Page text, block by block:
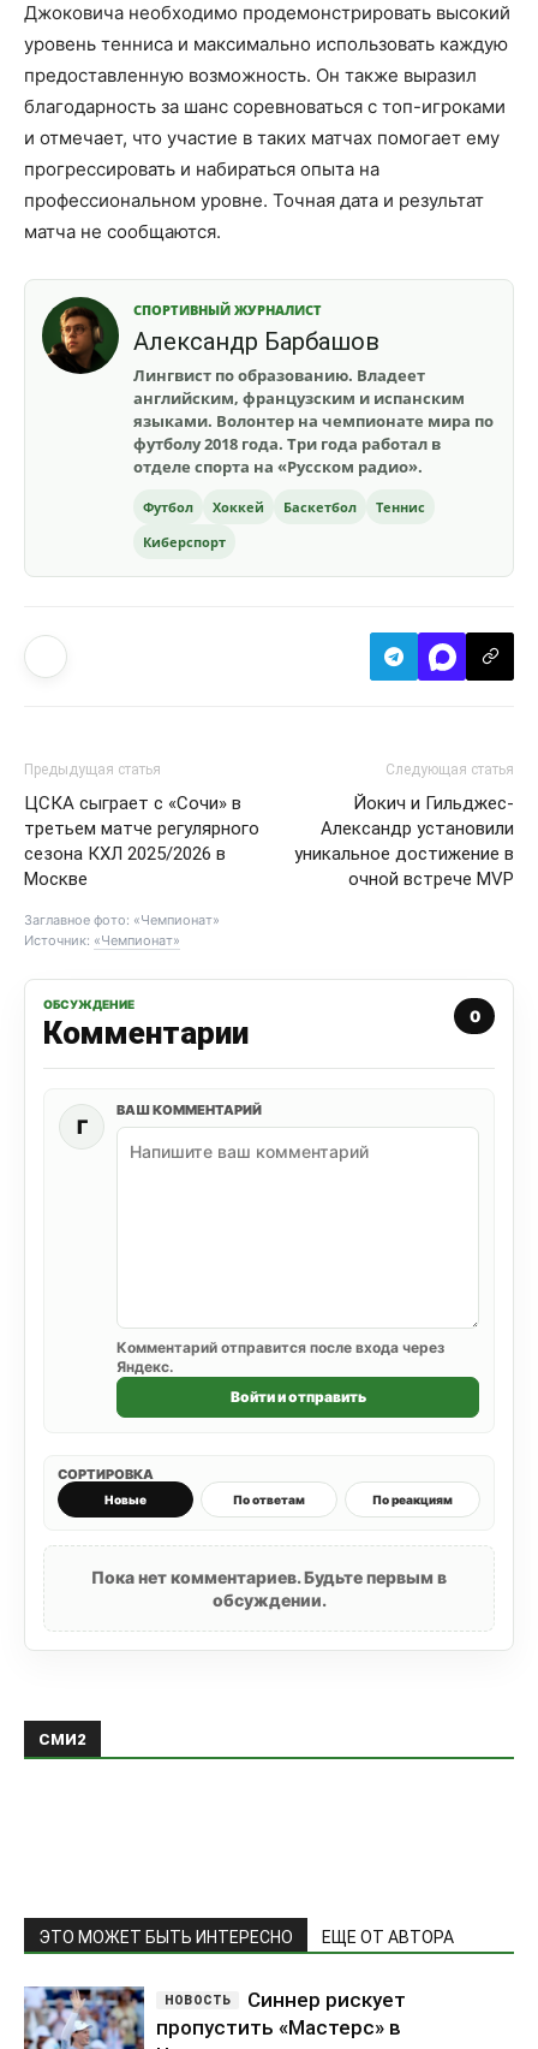
Джоковича необходимо продемонстрировать высокий
уровень тенниса и максимально использовать каждую
предоставленную возможность. Он также выразил
благодарность за шанс соревноваться с топ-игроками
и отмечает, что участие в таких матчах помогает ему
прогрессировать и набираться опыта на
профессиональном уровне. Точная дата и результат
матча не сообщаются.
СПОРТИВНЫЙ ЖУРНАЛИСТ
Александр Барбашов
Лингвист по образованию. Владеет
английским, французским и испанским
языками. Волонтер на чемпионате мира по
футболу 2018 года. Три года работал в
отделе спорта на «Русском радио».
Футбол Хоккей Баскетбол
Теннис
Киберспорт
Предыдущая статья
ЦСКА сыграет с «Сочи» в
третьем матче регулярного
сезона КХЛ 2025/2026 в
Москве
Следующая статья
Йокич и Гильджес-
Александр установили
уникальное достижение в
очной встрече MVP
Заглавное фото: «Чемпионат»
Источник: «Чемпионат»
ОБСУЖДЕНИЕ
Комментарии 0
Г
ВАШ КОММЕНТАРИЙ
Комментарий отправится после входа через
Яндекс.
Войти и отправить
СОРТИРОВКА
Новые По ответам По реакциям
Пока нет комментариев. Будьте первым в
обсуждении.
СМИ2
ЭТО МОЖЕТ БЫТЬ ИНТЕРЕСНО ЕЩЕ ОТ АВТОРА
Синнер рискует
пропустить «Мастерс» в